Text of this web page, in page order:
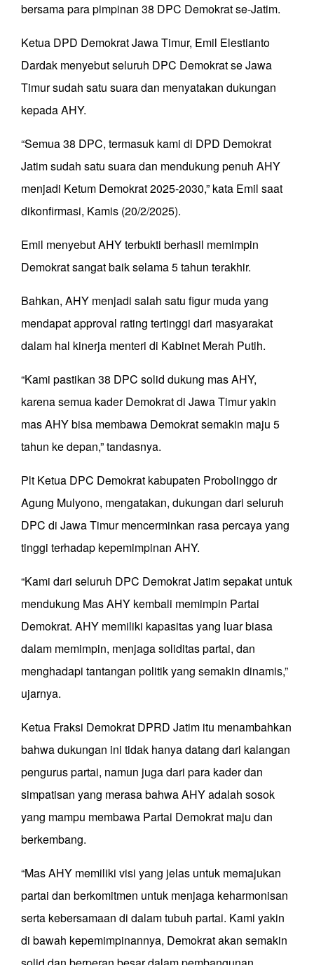
bersama para pimpinan 38 DPC Demokrat se-Jatim.
Ketua DPD Demokrat Jawa Timur, Emil Elestianto
Dardak menyebut seluruh DPC Demokrat se Jawa
Timur sudah satu suara dan menyatakan dukungan
kepada AHY.
“Semua 38 DPC, termasuk kami di DPD Demokrat
Jatim sudah satu suara dan mendukung penuh AHY
menjadi Ketum Demokrat 2025-2030,” kata Emil saat
dikonfirmasi, Kamis (20/2/2025).
Emil menyebut AHY terbukti berhasil memimpin
Demokrat sangat baik selama 5 tahun terakhir.
Bahkan, AHY menjadi salah satu figur muda yang
mendapat approval rating tertinggi dari masyarakat
dalam hal kinerja menteri di Kabinet Merah Putih.
“Kami pastikan 38 DPC solid dukung mas AHY,
karena semua kader Demokrat di Jawa Timur yakin
mas AHY bisa membawa Demokrat semakin maju 5
tahun ke depan,” tandasnya.
Plt Ketua DPC Demokrat kabupaten Probolinggo dr
Agung Mulyono, mengatakan, dukungan dari seluruh
DPC di Jawa Timur mencerminkan rasa percaya yang
tinggi terhadap kepemimpinan AHY.
“Kami dari seluruh DPC Demokrat Jatim sepakat untuk
mendukung Mas AHY kembali memimpin Partai
Demokrat. AHY memiliki kapasitas yang luar biasa
dalam memimpin, menjaga soliditas partai, dan
menghadapi tantangan politik yang semakin dinamis,”
ujarnya.
Ketua Fraksi Demokrat DPRD Jatim itu menambahkan
bahwa dukungan ini tidak hanya datang dari kalangan
pengurus partai, namun juga dari para kader dan
simpatisan yang merasa bahwa AHY adalah sosok
yang mampu membawa Partai Demokrat maju dan
berkembang.
“Mas AHY memiliki visi yang jelas untuk memajukan
partai dan berkomitmen untuk menjaga keharmonisan
serta kebersamaan di dalam tubuh partai. Kami yakin
di bawah kepemimpinannya, Demokrat akan semakin